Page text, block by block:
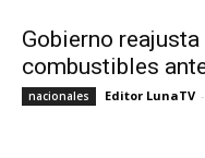
Gobierno
combustibles
nacionales Editor LunaTV -